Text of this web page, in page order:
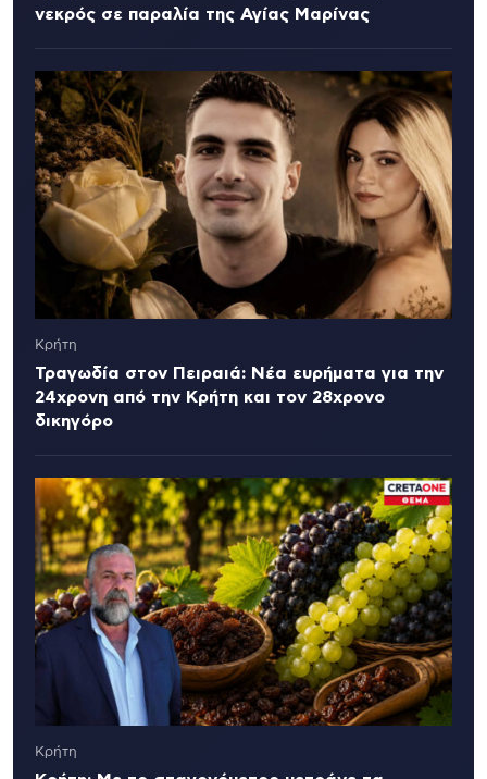
νεκρός σε παραλία της Αγίας Μαρίνας
Κρήτη
Τραγωδία στον Πειραιά: Νέα ευρήματα για την
24χρονη από την Κρήτη και τον 28χρονο
δικηγόρο
Κρήτη